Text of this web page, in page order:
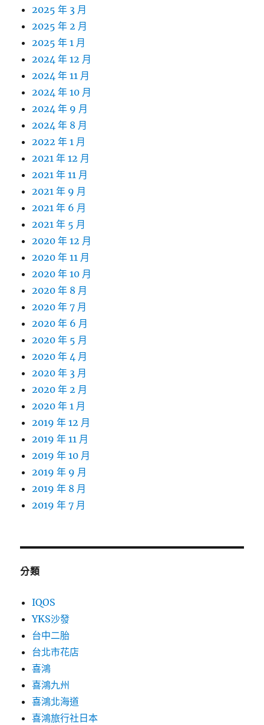
2025 年 3 月
2025 年 2 月
2025 年 1 月
2024 年 12 月
2024 年 11 月
2024 年 10 月
2024 年 9 月
2024 年 8 月
2022 年 1 月
2021 年 12 月
2021 年 11 月
2021 年 9 月
2021 年 6 月
2021 年 5 月
2020 年 12 月
2020 年 11 月
2020 年 10 月
2020 年 8 月
2020 年 7 月
2020 年 6 月
2020 年 5 月
2020 年 4 月
2020 年 3 月
2020 年 2 月
2020 年 1 月
2019 年 12 月
2019 年 11 月
2019 年 10 月
2019 年 9 月
2019 年 8 月
2019 年 7 月
分類
IQOS
YKS沙發
台中二胎
台北市花店
喜鴻
喜鴻九州
喜鴻北海道
喜鴻旅行社日本